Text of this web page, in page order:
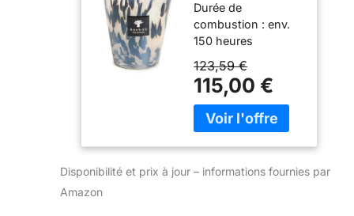
Bougie en Cire
16 x 10 x 16 cm
Durée de
combustion : env.
150 heures
Poids : 1000 g
Bougie parfumée
dans un verre
marbré blanc/noir
123,59 €
115,00 €
Disponibilité et prix à jour – informations fournies par
Amazon